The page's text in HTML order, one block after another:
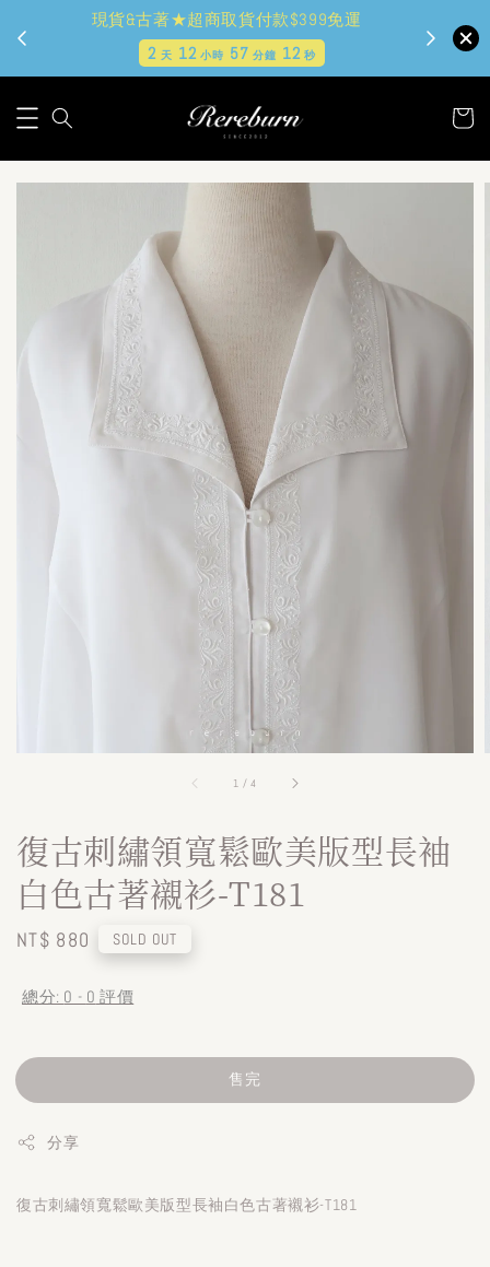
現貨&古著★超商取貨付款$399免運
2 天 12 小時 57 分鐘 11秒
1 /4
復古刺繡領寬鬆歐美版型長袖
白色古著襯衫-T181
Regular
NT$ 880 SOLD OUT
總分: 0 - 0 評價
售完
分享
復古刺繡領寬鬆歐美版型長袖白色古著襯衫-T181